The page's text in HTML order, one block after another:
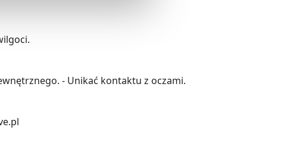
- Unikać kontaktu z oczami.